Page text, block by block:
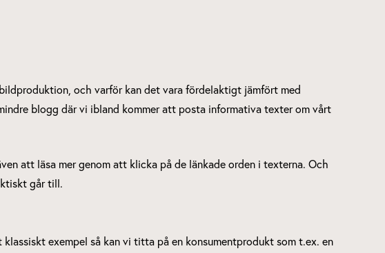
och varför kan det vara fördelaktigt jämfört med
blogg där vi ibland kommer att posta informativa texter om vårt
att läsa mer genom att klicka på de länkade orden i texterna. Och
går till.
exempel så kan vi titta på en konsumentprodukt som t.ex. en